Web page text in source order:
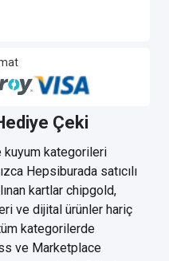
Çeki
kuyum kategorileri
Hepsiburada satıcılı
kartlar chipgold,
ve dijital ürünler hariç
kategorilerde
ve Marketplace